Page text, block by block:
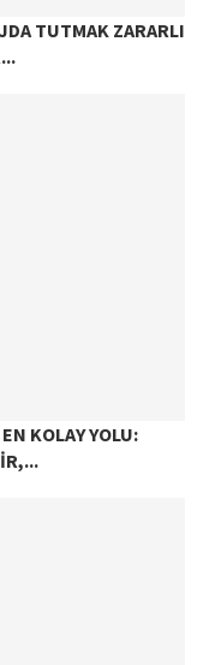
TUTMAK ZARARLI
KOLAY YOLU: